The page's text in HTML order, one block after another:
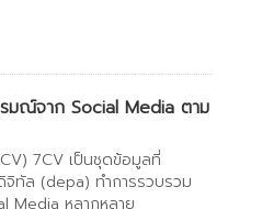
รมณ์จาก Social Media ตาม
7CV เป็นชุดข้อมูลที่
จิทัล (depa) ทำการรวบรวม
Media หลากหลาย